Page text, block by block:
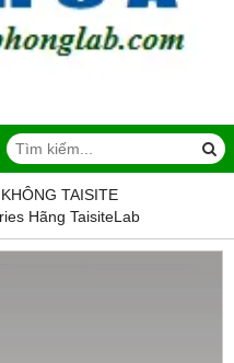
TAISITE
Hãng TaisiteLab